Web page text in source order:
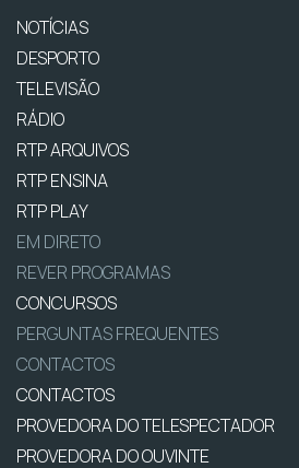
NOTÍCIAS
DESPORTO
TELEVISÃO
RÁDIO
RTP ARQUIVOS
RTP ENSINA
RTP PLAY
EM DIRETO
REVER PROGRAMAS
CONCURSOS
PERGUNTAS FREQUENTES
CONTACTOS
CONTACTOS
PROVEDORA DO TELESPECTADOR
PROVEDORA DO OUVINTE